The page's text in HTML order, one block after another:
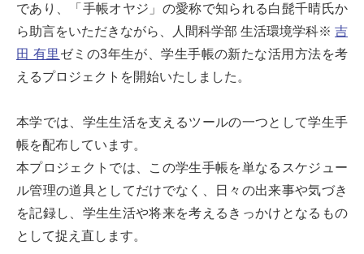
であり、「手帳オヤジ」の愛称で知られる白髭千晴氏か
ら助言をいただきながら、人間科学部 生活環境学科※ 吉
田 有里 ゼミの3年生が、学生手帳の新たな活用方法を考
えるプロジェクトを開始いたしました。
本学では、学生生活を支えるツールの一つとして学生手
帳を配布しています。
本プロジェクトでは、この学生手帳を単なるスケジュー
ル管理の道具としてだけでなく、日々の出来事や気づき
を記録し、学生生活や将来を考えるきっかけとなるもの
として捉え直します。